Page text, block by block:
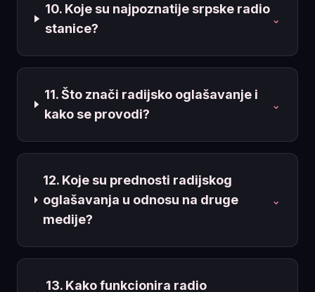
10. Koje su najpoznatije srpske radio
stanice?
⌄
11. Što znači radijsko oglašavanje i
kako se provodi?
⌄
12. Koje su prednosti radijskog
oglašavanja u odnosu na druge
medije?
⌄
13. Kako funkcionira radio